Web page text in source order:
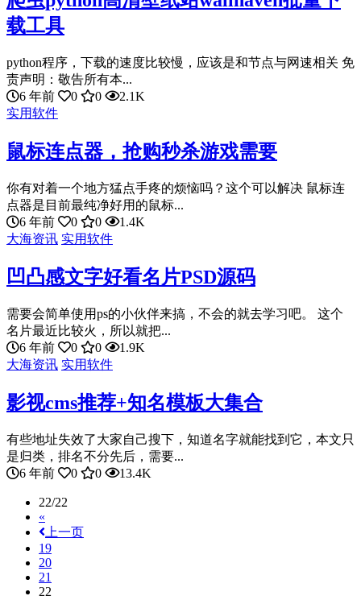
载工具
python程序，下载的速度比较慢，应该是和节点与网速相关 免
责声明：敬告所有本...
6 年前
0 0
2.1K
实用软件
鼠标连点器，抢购秒杀游戏需要
你有对着一个地方猛点手疼的烦恼吗？这个可以解决 鼠标连
点器是目前最纯净好用的鼠标...
6 年前
0 0
1.4K
大海资讯 实用软件
凹凸感文字好看名片PSD源码
需要会简单使用ps的小伙伴来搞，不会的就去学习吧。 这个
名片最近比较火，所以就把...
6 年前
0 0
1.9K
大海资讯 实用软件
影视cms推荐+知名模板大集合
有些地址失效了大家自己搜下，知道名字就能找到它，本文只
是归类，排名不分先后，需要...
6 年前
0 0 13.4K
22/22
«
上一页
19
20
21
22